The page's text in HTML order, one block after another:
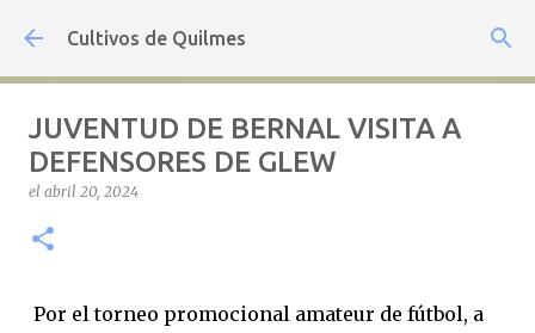
Ir al contenido principal
Cultivos de Quilmes
JUVENTUD DE BERNAL VISITA A
DEFENSORES DE GLEW
el abril 20, 2024
Por el torneo promocional amateur de fútbol, a